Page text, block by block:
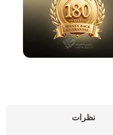
نظرات